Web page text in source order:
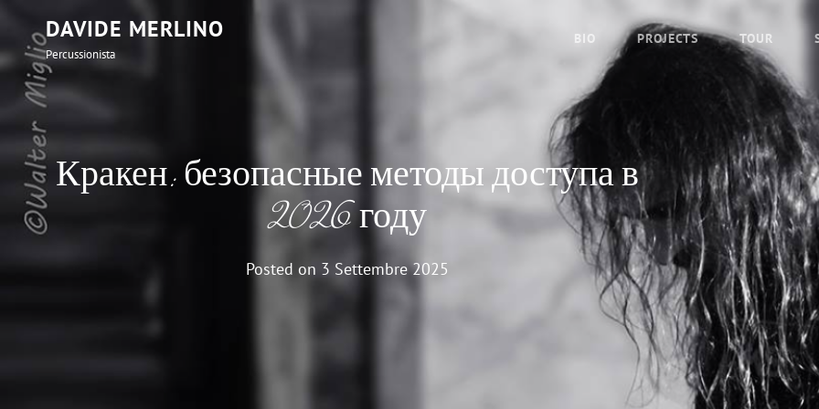
DAVIDE MERLINO
Percussionista
BIO PROJECTS TOUR
Кракен: безопасные методы доступа в
2026 году
Posted on 3 Settembre 2025